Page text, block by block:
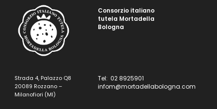
Consorzio italiano
tutela Mortadella
Bologna
Strada 4, Palazzo Q8
20089 Rozzano –
Milanofiori (MI)
Tel: 02 8925901
infom@mortadellabologna.com